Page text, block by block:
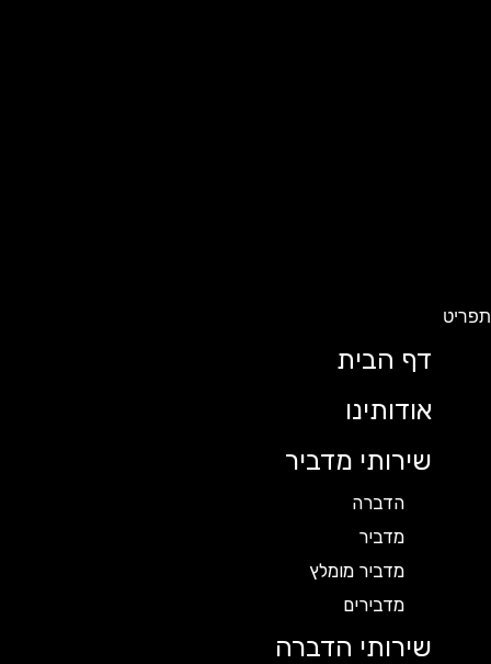
תפריט
דף הבית
אודותינו
שירותי מדביר
הדברה
מדביר
מדביר מומלץ
מדבירים
שירותי הדברה